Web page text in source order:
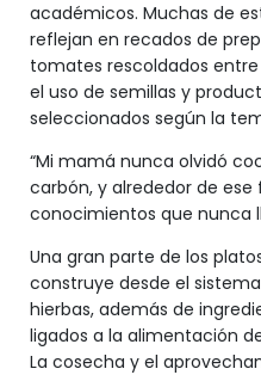
académicos. Muchas de
reflejan en recados de
tomates rescoldados
el uso de semillas y
seleccionados según la
“Mi mamá nunca olvidó
carbón, y alrededor de
conocimientos que nunca
Una gran parte de los
construye desde el
hierbas, además de
ligados a la alimentación
La cosecha y el